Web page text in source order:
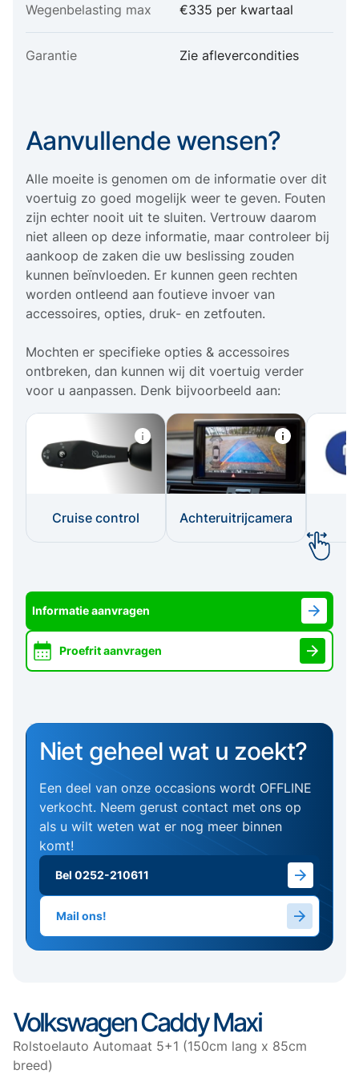
Wegenbelasting max €335 per kwartaal
Garantie Zie aflevercondities
Aanvullende wensen?
Alle moeite is genomen om de informatie over dit
voertuig zo goed mogelijk weer te geven. Fouten
zijn echter nooit uit te sluiten. Vertrouw daarom
niet alleen op deze informatie, maar controleer bij
aankoop de zaken die uw beslissing zouden
kunnen beïnvloeden. Er kunnen geen rechten
worden ontleend aan foutieve invoer van
accessoires, opties, druk- en zetfouten.
Mochten er specifieke opties & accessoires
ontbreken, dan kunnen wij dit voertuig verder
voor u aanpassen. Denk bijvoorbeeld aan:
Cruise control Achteruitrijcamera
Informatie aanvragen
Proefrit aanvragen
Niet geheel wat u zoekt?
Een deel van onze occasions wordt OFFLINE
verkocht. Neem gerust contact met ons op
als u wilt weten wat er nog meer binnen
komt!
Bel 0252-210611
Mail ons!
Volkswagen Caddy Maxi
Rolstoelauto Automaat 5+1 (150cm lang x 85cm
breed)